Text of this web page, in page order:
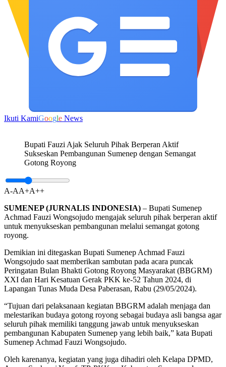
Ikuti KamiGoogle News
Bupati Fauzi Ajak Seluruh Pihak Berperan Aktif
Sukseskan Pembangunan Sumenep dengan Semangat
Gotong Royong
A-AA+A++
SUMENEP (JURNALIS INDONESIA) – Bupati Sumenep
Achmad Fauzi Wongsojudo mengajak seluruh pihak berperan aktif
untuk menyukseskan pembangunan melalui semangat gotong
royong.
Demikian ini ditegaskan Bupati Sumenep Achmad Fauzi
Wongsojudo saat memberikan sambutan pada acara puncak
Peringatan Bulan Bhakti Gotong Royong Masyarakat (BBGRM)
XXI dan Hari Kesatuan Gerak PKK ke-52 Tahun 2024, di
Lapangan Tunas Muda Desa Paberasan, Rabu (29/05/2024).
“Tujuan dari pelaksanaan kegiatan BBGRM adalah menjaga dan
melestarikan budaya gotong royong sebagai budaya asli bangsa agar
seluruh pihak memiliki tanggung jawab untuk menyukseskan
pembangunan Kabupaten Sumenep yang lebih baik,” kata Bupati
Sumenep Achmad Fauzi Wongsojudo.
Oleh karenanya, kegiatan yang juga dihadiri oleh Kelapa DPMD,